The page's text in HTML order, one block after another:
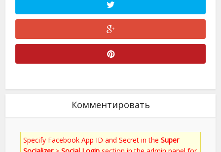
Комментировать
Specify Facebook App ID and Secret in theSuper